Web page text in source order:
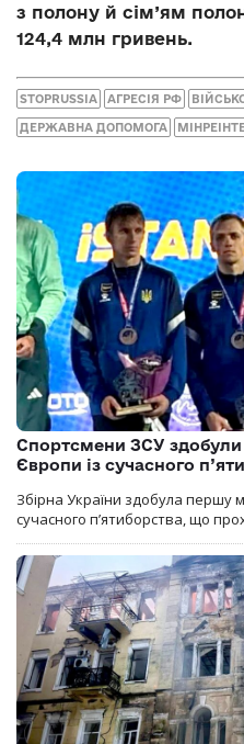
з полону й сім’ям
124,4 млн гривень.
STOPRUSSIA АГРЕСІЯ РФ
ДЕРЖАВНА ДОПОМОГА
Спортсмени ЗСУ здобули
Європи із сучасного
Збірна України здобула першу
сучасного п’ятиборства, що